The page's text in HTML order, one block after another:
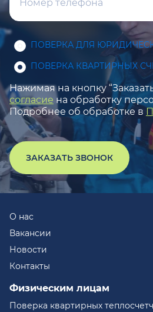
ПОВЕРКА ДЛЯ
ПОВЕРКА КВАРТИРНЫХ
Нажимая на кнопку
согласие на обработку
Подробнее об обработке в
ЗАКАЗАТЬ ЗВОНОК
О нас
Вакансии
Новости
Контакты
Физическим лицам
Поверка квартирных